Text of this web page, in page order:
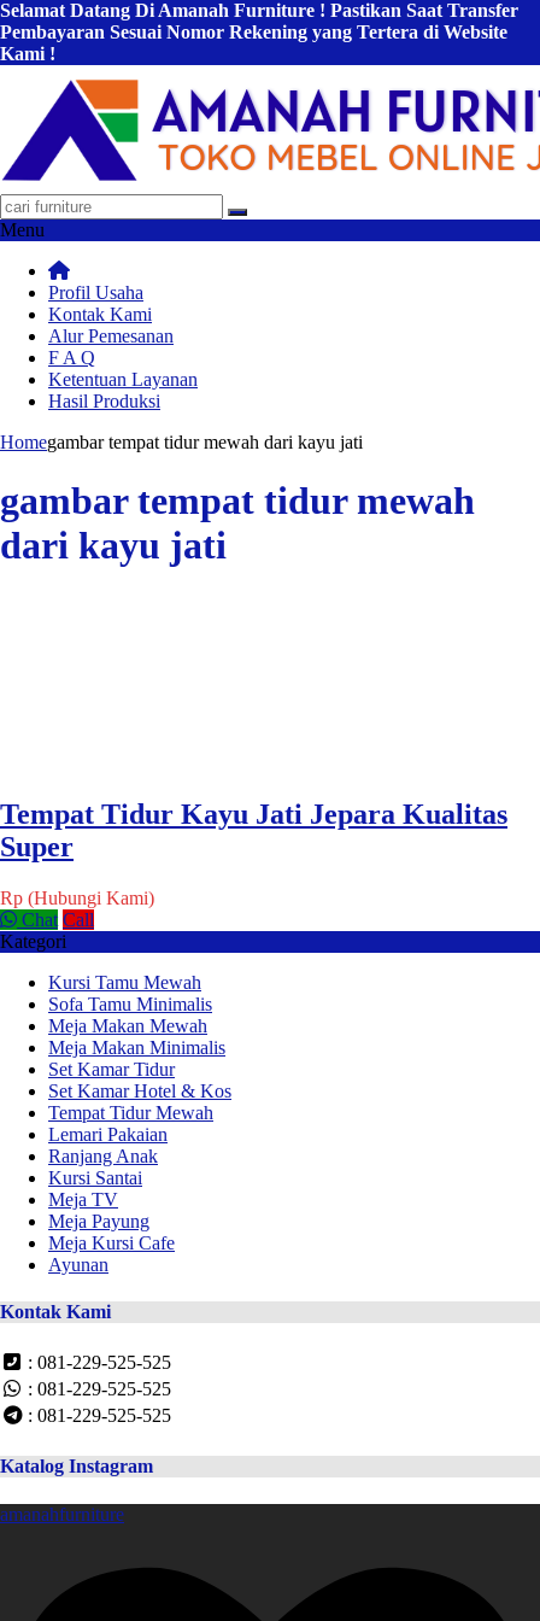
Selamat Datang Di Amanah Furniture ! Pastikan Saat Transfer
Pembayaran Sesuai Nomor Rekening yang Tertera di Website
Kami !
Menu
Profil Usaha
Kontak Kami
Alur Pemesanan
F A Q
Ketentuan Layanan
Hasil Produksi
Homegambar tempat tidur mewah dari kayu jati
gambar tempat tidur mewah
dari kayu jati
Tempat Tidur Kayu Jati Jepara Kualitas
Super
Rp (Hubungi Kami)
Chat Call
Kategori
Kursi Tamu Mewah
Sofa Tamu Minimalis
Meja Makan Mewah
Meja Makan Minimalis
Set Kamar Tidur
Set Kamar Hotel & Kos
Tempat Tidur Mewah
Lemari Pakaian
Ranjang Anak
Kursi Santai
Meja TV
Meja Payung
Meja Kursi Cafe
Ayunan
Kontak Kami
: 081-229-525-525
: 081-229-525-525
: 081-229-525-525
Katalog Instagram
amanahfurniture